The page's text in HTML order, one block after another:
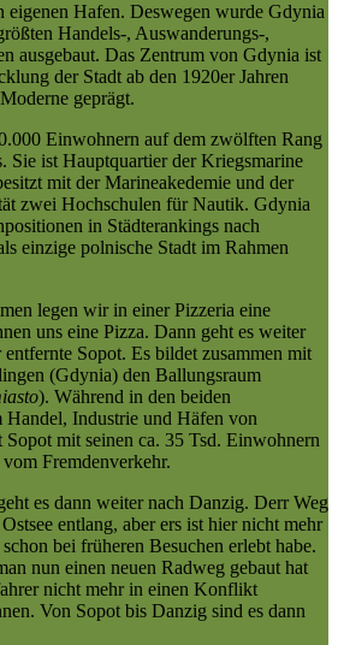
eigenen Hafen. Deswegen wurde Gdynia
Handels-, Auswanderungs-,
ausgebaut. Das Zentrum von Gdynia ist
der Stadt ab den 1920er Jahren
geprägt.
Einwohnern auf dem zwölften Rang
Sie ist Hauptquartier der Kriegsmarine
mit der Marineakedemie und der
zwei Hochschulen für Nautik. Gdynia
in Städterankings nach
einzige polnische Stadt im Rahmen
legen wir in einer Pizzeria eine
uns eine Pizza. Dann geht es weiter
Sopot. Es bildet zusammen mit
(Gdynia) den Ballungsraum
). Während in den beiden
Handel, Industrie und Häfen von
mit seinen ca. 35 Tsd. Einwohnern
Fremdenverkehr.
es dann weiter nach Danzig. Derr Weg
entlang, aber ers ist hier nicht mehr
bei früheren Besuchen erlebt habe.
nun einen neuen Radweg gebaut hat
nicht mehr in einen Konflikt
Von Sopot bis Danzig sind es dann